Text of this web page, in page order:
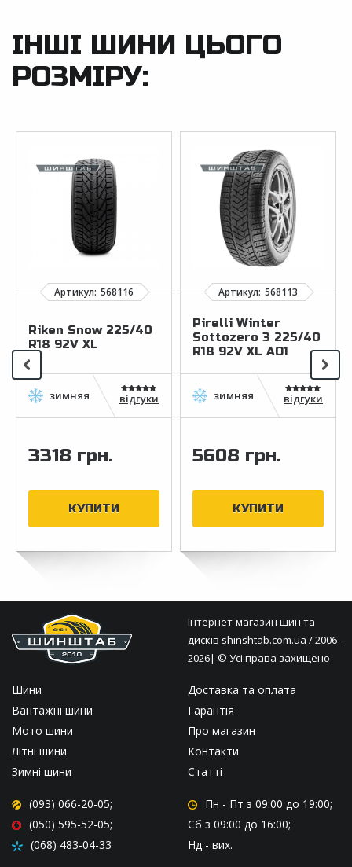
ІНШІ ШИНИ ЦЬОГО
РОЗМІРУ:
Riken Snow 225/40
R18 92V XL
відгуки
3318 грн.
Pirelli Winter
Sottozero 3 225/40
R18 92V XL AO1
відгуки
5608 грн.
Шини
Вантажні шини
Мото шини
Літні шини
Зимні шини
Доставка та оплата
Гарантія
Про магазин
Контакти
Статті
(093) 066-20-05;
(050) 595-52-05;
(068) 483-04-33
Пн - Пт з 09:00 до 19:00;
Сб з 09:00 до 16:00;
Нд - вих.
Інтернет-магазин шин та
дисків shinshtab.com.ua / 2006-
2026| © Усі права захищено